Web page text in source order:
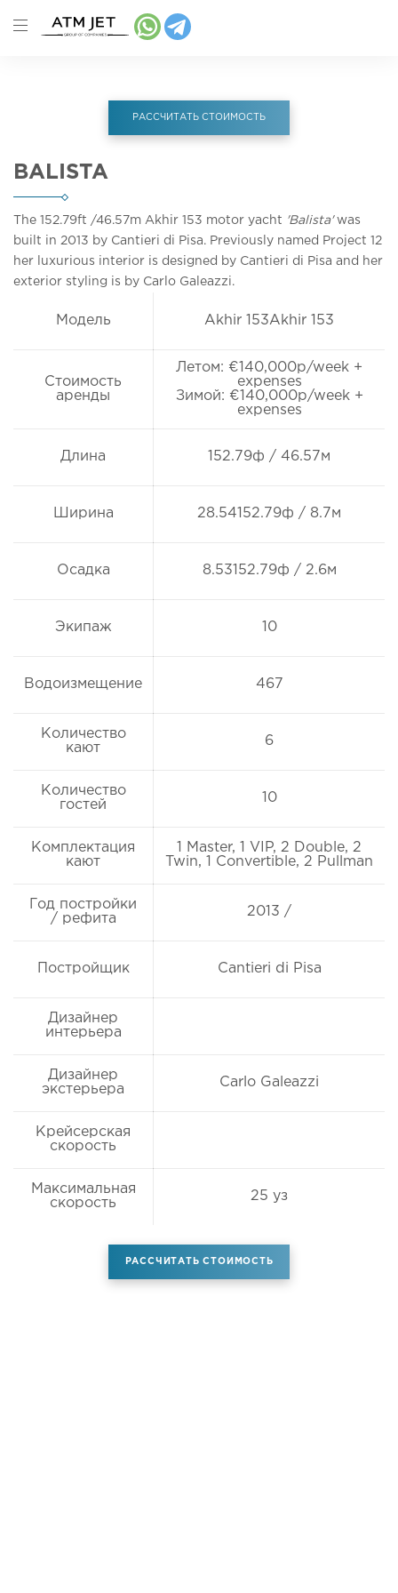
РАССЧИТАТЬ СТОИМОСТЬ
BALISTA
The 152.79ft /46.57m Akhir 153 motor yacht 'Balista'was
built in 2013 by Cantieri di Pisa. Previously named Project 12
her luxurious interior is designed by Cantieri di Pisa and her
exterior styling is by Carlo Galeazzi.
Модель Akhir 153Akhir 153
Стоимость
аренды
Летом: €140,000p/week +
expenses
Зимой: €140,000p/week +
expenses
Длина 152.79ф / 46.57м
Ширина 28.54152.79ф / 8.7м
Осадка 8.53152.79ф / 2.6м
Экипаж 10
Водоизмещение 467
Количество
кают
6
Количество
гостей
10
Комплектация
кают
1 Master, 1 VIP, 2 Double, 2
Twin, 1 Convertible, 2 Pullman
Год постройки
/ рефита
2013 /
Постройщик Cantieri di Pisa
Дизайнер
интерьера
Дизайнер
экстерьера
Carlo Galeazzi
Крейсерская
скорость
Максимальная
скорость
25 уз
РАССЧИТАТЬ СТОИМОСТЬ